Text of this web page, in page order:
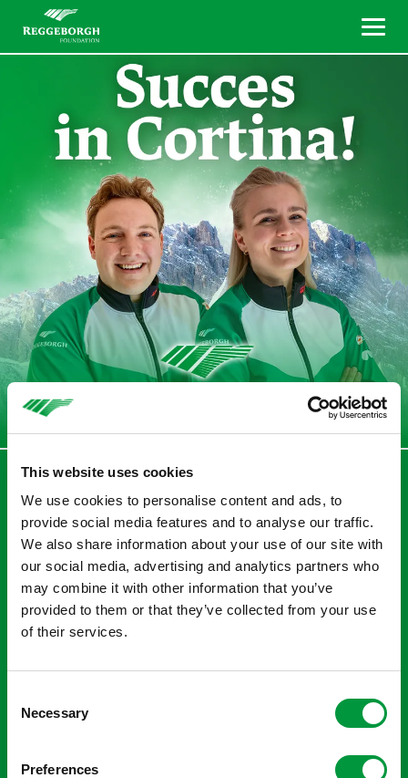
This website uses cookies
We use cookies to personalise content and ads, to
provide social media features and to analyse our traffic.
We also share information about your use of our site with
our social media, advertising and analytics partners who
may combine it with other information that you’ve
provided to them or that they’ve collected from your use
of their services.
Selection
Necessary
Preferences
Terug naar overzicht
Parasnowboarders Chris
Vos en Lisa Bunschoten
in actie in Cortina!
Het ultieme doel van Chris en Lisa is deelname aan de
wedstrijden in Cortina. Ze hebben grote ambities: de
meervoudig wereldkampioenen snowboarden gaan